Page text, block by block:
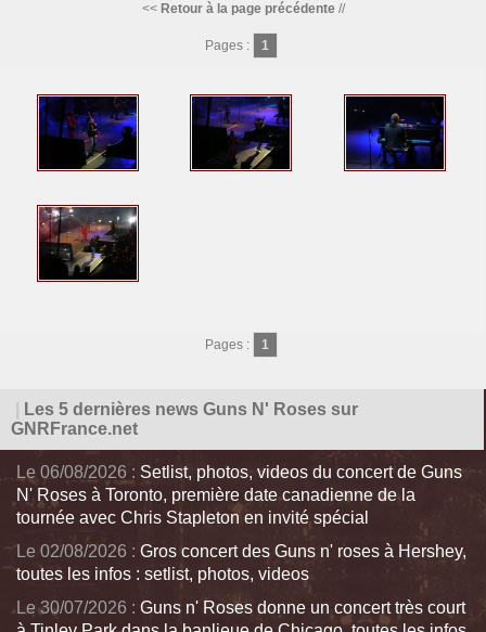
<< Retour à la page précédente//
Pages : 1
Pages : 1
Les 5 dernières news Guns N' Roses sur
GNRFrance.net
Le 06/08/2026 : Setlist, photos, videos du concert de Guns
N' Roses à Toronto, première date canadienne de la
tournée avec Chris Stapleton en invité spécial
Le 02/08/2026 : Gros concert des Guns n' roses à Hershey,
toutes les infos : setlist, photos, videos
Le 30/07/2026 : Guns n' Roses donne un concert très court